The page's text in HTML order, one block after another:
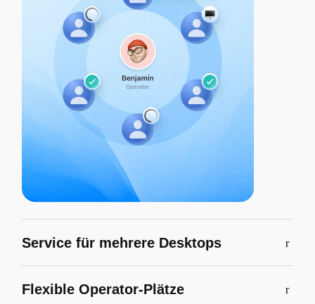
Service für mehrere Desktops
Flexible Operator-Plätze